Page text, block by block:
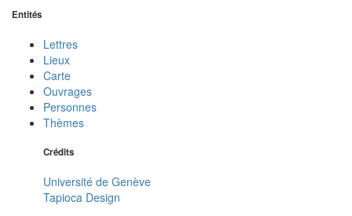
Entités
Lettres
Lieux
Carte
Ouvrages
Personnes
Thèmes
Crédits
Université de Genève
Tapioca Design